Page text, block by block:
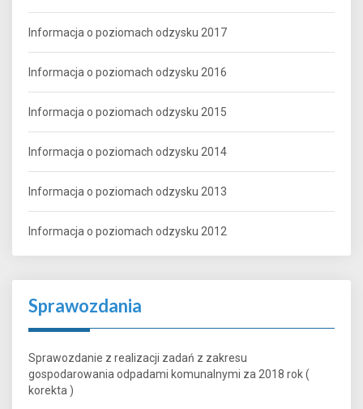
Informacja o poziomach odzysku 2017
Informacja o poziomach odzysku 2016
Informacja o poziomach odzysku 2015
Informacja o poziomach odzysku 2014
Informacja o poziomach odzysku 2013
Informacja o poziomach odzysku 2012
Sprawozdania
Sprawozdanie z realizacji zadań z zakresu
gospodarowania odpadami komunalnymi za 2018 rok (
korekta )